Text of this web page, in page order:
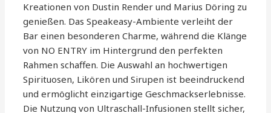
Kreationen von Dustin Render und Marius Döring zu
genießen. Das Speakeasy-Ambiente verleiht der
Bar einen besonderen Charme, während die Klänge
von NO ENTRY im Hintergrund den perfekten
Rahmen schaffen. Die Auswahl an hochwertigen
Spirituosen, Likören und Sirupen ist beeindruckend
und ermöglicht einzigartige Geschmackserlebnisse.
Die Nutzung von Ultraschall-Infusionen stellt sicher,